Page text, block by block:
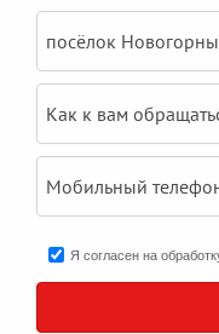
в
Я согласен на